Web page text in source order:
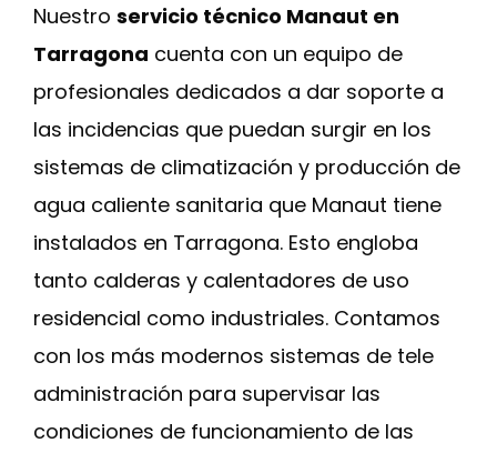
Nuestro servicio técnico Manaut en
Tarragona cuenta con un equipo de
profesionales dedicados a dar soporte a
las incidencias que puedan surgir en los
sistemas de climatización y producción de
agua caliente sanitaria que Manaut tiene
instalados en Tarragona. Esto engloba
tanto calderas y calentadores de uso
residencial como industriales. Contamos
con los más modernos sistemas de tele
administración para supervisar las
condiciones de funcionamiento de las